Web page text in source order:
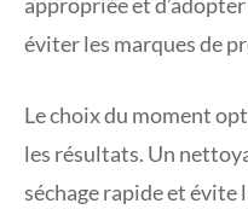
éviter les marques de
Le choix du moment
les résultats. Un
séchage rapide et